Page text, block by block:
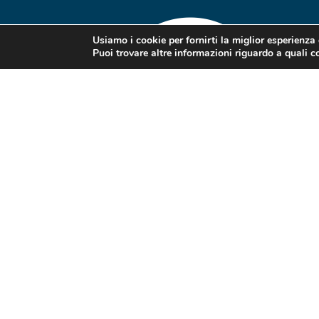
Usiamo i cookie per fornirti la miglior
Puoi trovare altre informazioni riguardo a quali